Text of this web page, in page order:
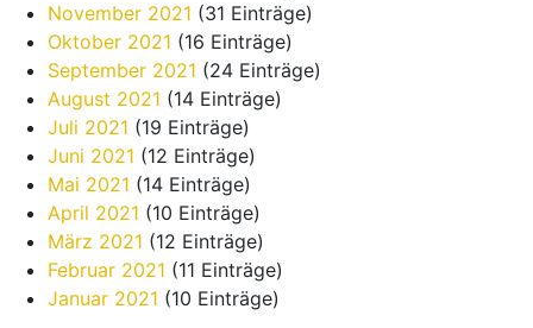
November 2021 (31 Einträge)
Oktober 2021 (16 Einträge)
September 2021 (24 Einträge)
August 2021 (14 Einträge)
Juli 2021 (19 Einträge)
Juni 2021 (12 Einträge)
Mai 2021 (14 Einträge)
April 2021 (10 Einträge)
März 2021 (12 Einträge)
Februar 2021 (11 Einträge)
Januar 2021 (10 Einträge)